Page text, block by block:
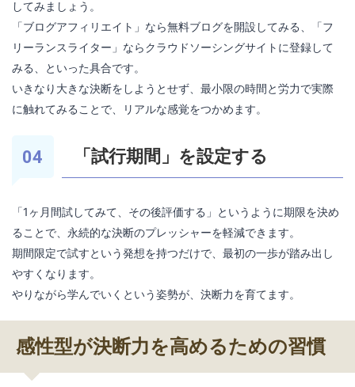
してみましょう。
「ブログアフィリエイト」なら無料ブログを開設してみる、「フ
リーランスライター」ならクラウドソーシングサイトに登録して
みる、といった具合です。
いきなり大きな決断をしようとせず、最小限の時間と労力で実際
に触れてみることで、リアルな感覚をつかめます。
「試行期間」を設定する
「1ヶ月間試してみて、その後評価する」というように期限を決め
ることで、永続的な決断のプレッシャーを軽減できます。
期間限定で試すという発想を持つだけで、最初の一歩が踏み出し
やすくなります。
やりながら学んでいくという姿勢が、決断力を育てます。
感性型が決断力を高めるための習慣